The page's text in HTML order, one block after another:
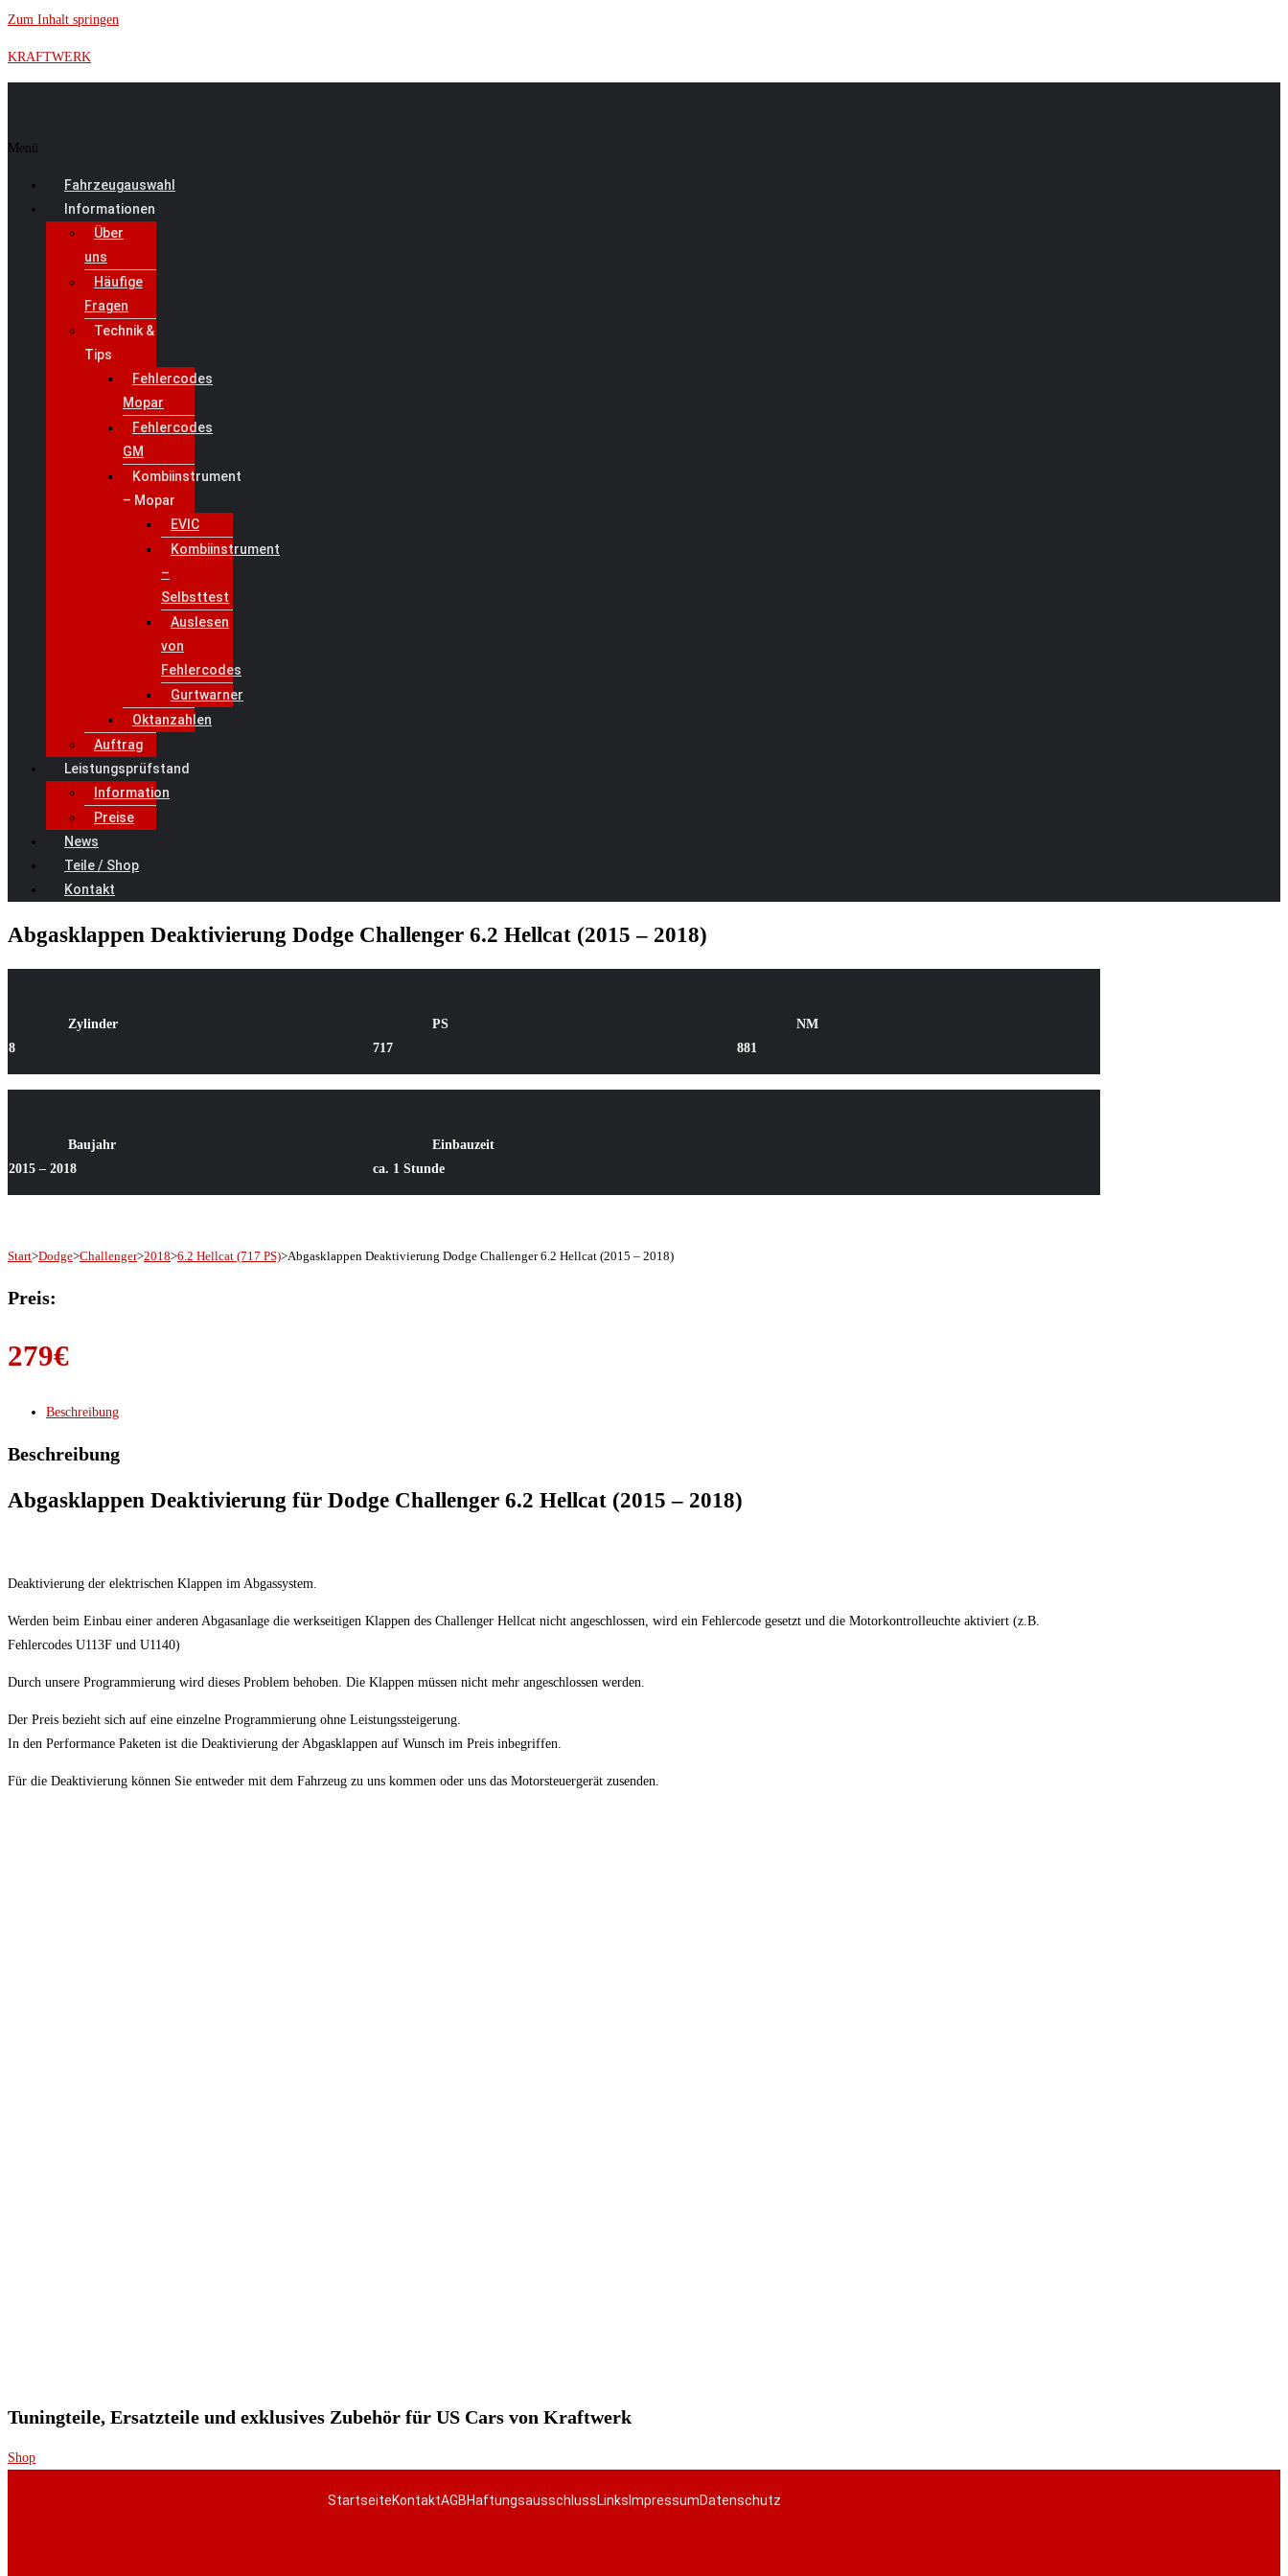
Zum Inhalt springen
KRAFTWERK
Menü
Fahrzeugauswahl
Informationen
Über
uns
Häufige
Fragen
Technik &
Tips
Fehlercodes
Mopar
Fehlercodes
GM
Kombiinstrument
– Mopar
EVIC
Kombiinstrument
–
Selbsttest
Auslesen
von
Fehlercodes
Gurtwarner
Oktanzahlen
Auftrag
Leistungsprüfstand
Information
Preise
News
Teile / Shop
Kontakt
Abgasklappen Deaktivierung Dodge Challenger 6.2 Hellcat (2015 – 2018)
Zylinder
8
PS
717
NM
881
Baujahr
2015 – 2018
Einbauzeit
ca. 1 Stunde
Start>Dodge>Challenger>2018>6.2 Hellcat (717 PS)>Abgasklappen Deaktivierung Dodge Challenger 6.2 Hellcat (2015 – 2018)
Preis:
279€
Beschreibung
Beschreibung
Abgasklappen Deaktivierung für Dodge Challenger 6.2 Hellcat (2015 – 2018)
Deaktivierung der elektrischen Klappen im Abgassystem.
Werden beim Einbau einer anderen Abgasanlage die werkseitigen Klappen des Challenger Hellcat nicht angeschlossen, wird ein Fehlercode gesetzt und die Motorkontrolleuchte aktiviert (z.B.
Fehlercodes U113F und U1140)
Durch unsere Programmierung wird dieses Problem behoben. Die Klappen müssen nicht mehr angeschlossen werden.
Der Preis bezieht sich auf eine einzelne Programmierung ohne Leistungssteigerung.
In den Performance Paketen ist die Deaktivierung der Abgasklappen auf Wunsch im Preis inbegriffen.
Für die Deaktivierung können Sie entweder mit dem Fahrzeug zu uns kommen oder uns das Motorsteuergerät zusenden.
Tuningteile, Ersatzteile und exklusives Zubehör für US Cars von Kraftwerk
Shop
StartseiteKontaktAGBHaftungsausschlussLinks ImpressumDatenschutz